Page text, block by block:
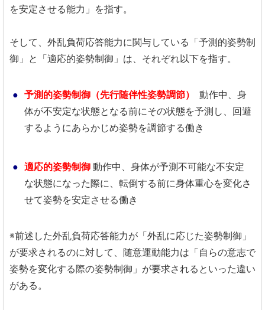
を安定させる能力」を指す。
そして、外乱負荷応答能力に関与している「予測的姿勢制
御」と「適応的姿勢制御」は、それぞれ以下を指す。
予測的姿勢制御（先行随伴性姿勢調節）
動作中、身
体が不安定な状態となる前にその状態を予測し、回避
するようにあらかじめ姿勢を調節する働き
適応的姿勢制御 動作中、身体が予測不可能な不安定
な状態になった際に、転倒する前に身体重心を変化さ
せて姿勢を安定させる働き
※前述した外乱負荷応答能力が「外乱に応じた姿勢制御」
が要求されるのに対して、随意運動能力は「自らの意志で
姿勢を変化する際の姿勢制御」が要求されるといった違い
がある。